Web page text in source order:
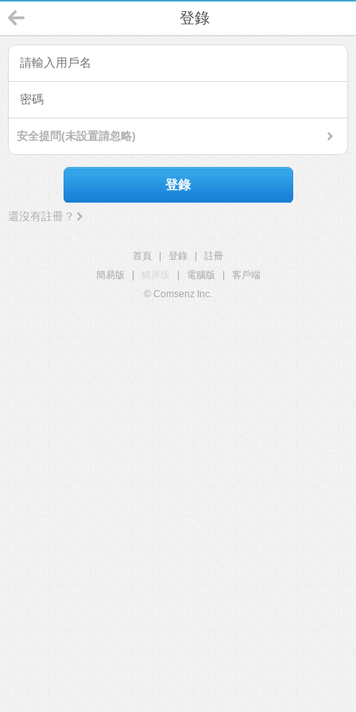
登錄
安全提問(未設置請忽略)
登錄
還沒有註冊？
首頁 登錄
註冊
簡易版
觸屏版 電腦版
客戶端
© Comsenz Inc.